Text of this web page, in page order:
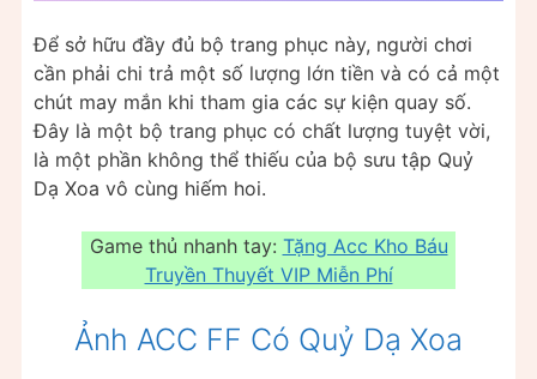
Để sở hữu đầy đủ bộ trang phục này, người chơi
cần phải chi trả một số lượng lớn tiền và có cả một
chút may mắn khi tham gia các sự kiện quay số.
Đây là một bộ trang phục có chất lượng tuyệt vời,
là một phần không thể thiếu của bộ sưu tập Quỷ
Dạ Xoa vô cùng hiếm hoi.
Game thủ nhanh tay: Tặng Acc Kho Báu
Truyền Thuyết VIP Miễn Phí
Ảnh ACC FF Có Quỷ Dạ Xoa